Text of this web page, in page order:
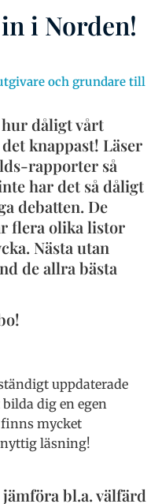
i Norden!
och grundare till
dåligt vårt
knappast! Läser
rapporter så
har det så dåligt
debatten. De
flera olika listor
Nästa utan
de allra bästa
uppdaterade
dig en egen
mycket
läsning!
bl.a. välfärd